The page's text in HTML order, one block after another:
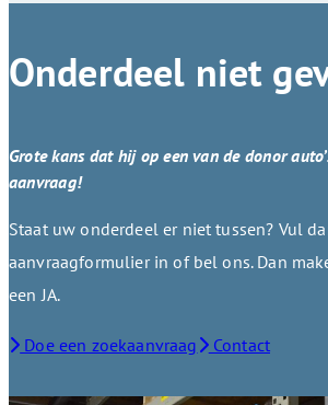
Onderdeel niet
Grote kans dat hij op een van de donor
aanvraag!
Staat uw onderdeel er niet tussen? Vul
aanvraagformulier in of bel ons. Dan
een JA.
Doe een zoekaanvraag Contact